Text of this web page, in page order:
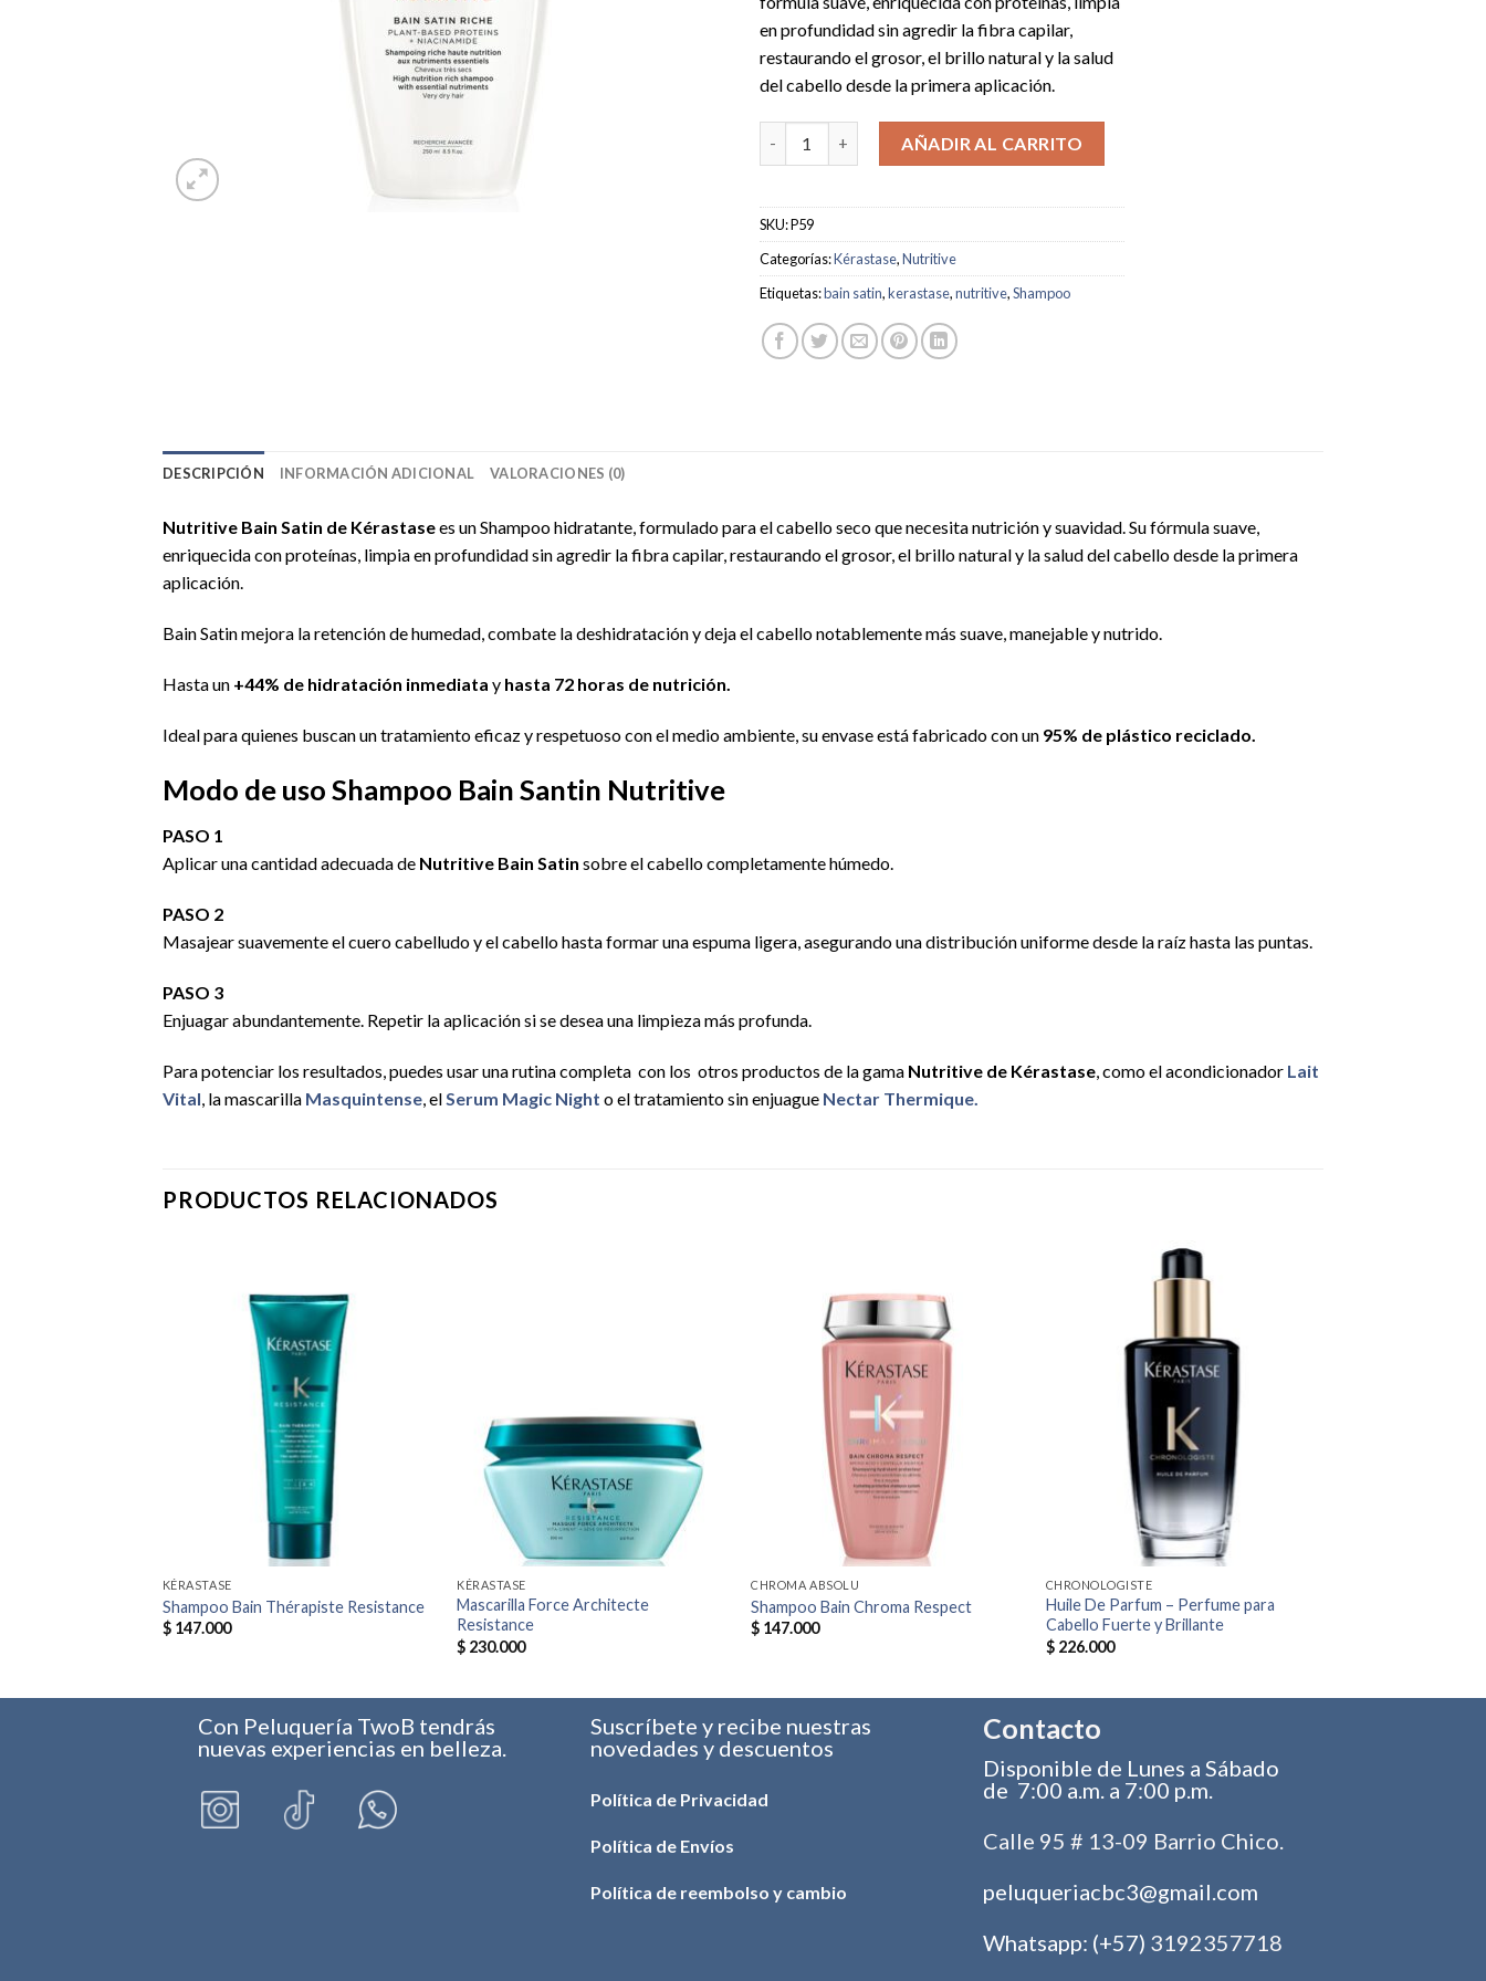
en profundidad sin agredir la fibra capilar,
restaurando el grosor, el brillo natural y la salud
del cabello desde la primera aplicación.
Shampoo Bain Santin Nutritive cantidad
AÑADIR AL CARRITO
SKU:P59
Categorías:Kérastase,Nutritive
Etiquetas:bain satin,kerastase,nutritive,Shampoo
DESCRIPCIÓN INFORMACIÓN ADICIONAL VALORACIONES (0)
Nutritive Bain Satin de Kérastasees un Shampoo hidratante, formulado para el cabello seco que necesita nutrición y suavidad. Su fórmula suave,
enriquecida con proteínas, limpia en profundidad sin agredir la fibra capilar, restaurando el grosor, el brillo natural y la salud del cabello desde la primera
aplicación.
Bain Satin mejora la retención de humedad, combate la deshidratación y deja el cabello notablemente más suave, manejable y nutrido.
Hasta un +44% de hidratación inmediata y hasta 72 horas de nutrición.
Ideal para quienes buscan un tratamiento eficaz y respetuoso con el medio ambiente, su envase está fabricado con un 95% de plástico reciclado.
Modo de uso Shampoo Bain Santin Nutritive
PASO 1
Aplicar una cantidad adecuada de Nutritive Bain Satin sobre el cabello completamente húmedo.
PASO 2
Masajear suavemente el cuero cabelludo y el cabello hasta formar una espuma ligera, asegurando una distribución uniforme desde la raíz hasta las puntas.
PASO 3
Enjuagar abundantemente. Repetir la aplicación si se desea una limpieza más profunda.
Para potenciar los resultados, puedes usar una rutina completa con los otros productos de la gama Nutritive de Kérastase, como el acondicionador Lait
Vital, la mascarilla Masquintense, elSerum Magic Night o el tratamiento sin enjuague Nectar Thermique.
PRODUCTOS RELACIONADOS
KÉRASTASE
Shampoo Bain Thérapiste Resistance
$147.000
KÉRASTASE
Mascarilla Force Architecte
Resistance
$ 230.000
CHROMA ABSOLU
Shampoo Bain Chroma Respect
$ 147.000
CHRONOLOGISTE
Huile De Parfum – Perfume para
Cabello Fuerte y Brillante
$226.000
Con Peluquería TwoB tendrás
nuevas experiencias en belleza.
Suscríbete y recibe nuestras
novedades y descuentos
Política de Privacidad
Política de Envíos
Política de reembolso y cambio
Contacto
Disponible de Lunes a Sábado
de 7:00 a.m. a 7:00 p.m.
Calle 95 # 13-09 Barrio Chico.
peluqueriacbc3@gmail.com
Whatsapp: (+57) 3192357718